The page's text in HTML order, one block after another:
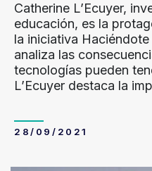
Catherine L’Ecuyer,
educación, es la
la iniciativa
analiza las
tecnologías pueden
L’Ecuyer destaca la
28/09/2021